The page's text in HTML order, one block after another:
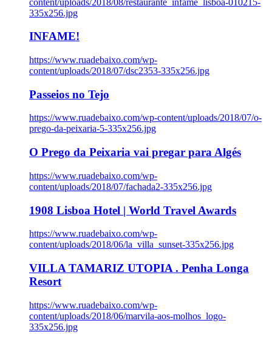
335x256.jpg
INFAME!
https://www.ruadebaixo.com/wp-
content/uploads/2018/07/dsc2353-335x256.jpg
Passeios no Tejo
https://www.ruadebaixo.com/wp-content/uploads/2018/07/o-
prego-da-peixaria-5-335x256.jpg
O Prego da Peixaria vai pregar para Algés
https://www.ruadebaixo.com/wp-
content/uploads/2018/07/fachada2-335x256.jpg
1908 Lisboa Hotel | World Travel Awards
https://www.ruadebaixo.com/wp-
content/uploads/2018/06/la_villa_sunset-335x256.jpg
VILLA TAMARIZ UTOPIA . Penha Longa
Resort
https://www.ruadebaixo.com/wp-
content/uploads/2018/06/marvila-aos-molhos_logo-
335x256.jpg